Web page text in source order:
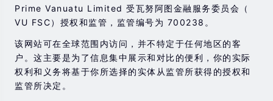
Prime Vanuatu Limited 受瓦努阿图金融服务委员会（
VU FSC）授权和监管，监管编号为 700238。
该网站可在全球范围内访问，并不特定于任何地区的客
户。这主要是为了信息集中展示和对比的便利，你的实际
权利和义务将基于你所选择的实体从监管所获得的授权和
监管所决定。